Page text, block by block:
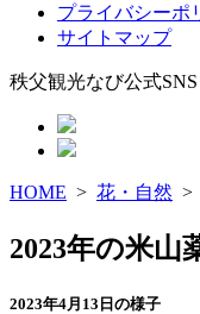
プライバシーポ
サイトマップ
秩父観光なび公式SNS
HOME > 花・自然 >
2023年の米山
2023年4月13日の様子